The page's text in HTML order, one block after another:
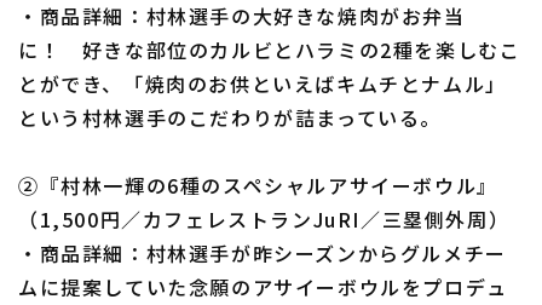
・商品詳細：村林選手の大好きな焼肉がお弁当
に！ 好きな部位のカルビとハラミの2種を楽しむこ
とができ、「焼肉のお供といえばキムチとナムル」
という村林選手のこだわりが詰まっている。
②『村林一輝の6種のスペシャルアサイーボウル』
（1,500円／カフェレストランJuRI／三塁側外周）
・商品詳細：村林選手が昨シーズンからグルメチー
ムに提案していた念願のアサイーボウルをプロデュ